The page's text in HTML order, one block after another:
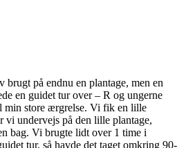
brugt på endnu en plantage, men en
en guidet tur over – R og ungerne
min store ærgrelse. Vi fik en lille
vi undervejs på den lille plantage,
bag. Vi brugte lidt over 1 time i
tur, så havde det taget omkring 90-